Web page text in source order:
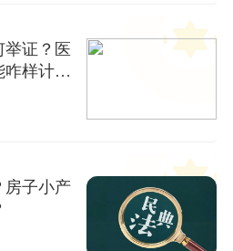
举证？医
咋样计
房子小产